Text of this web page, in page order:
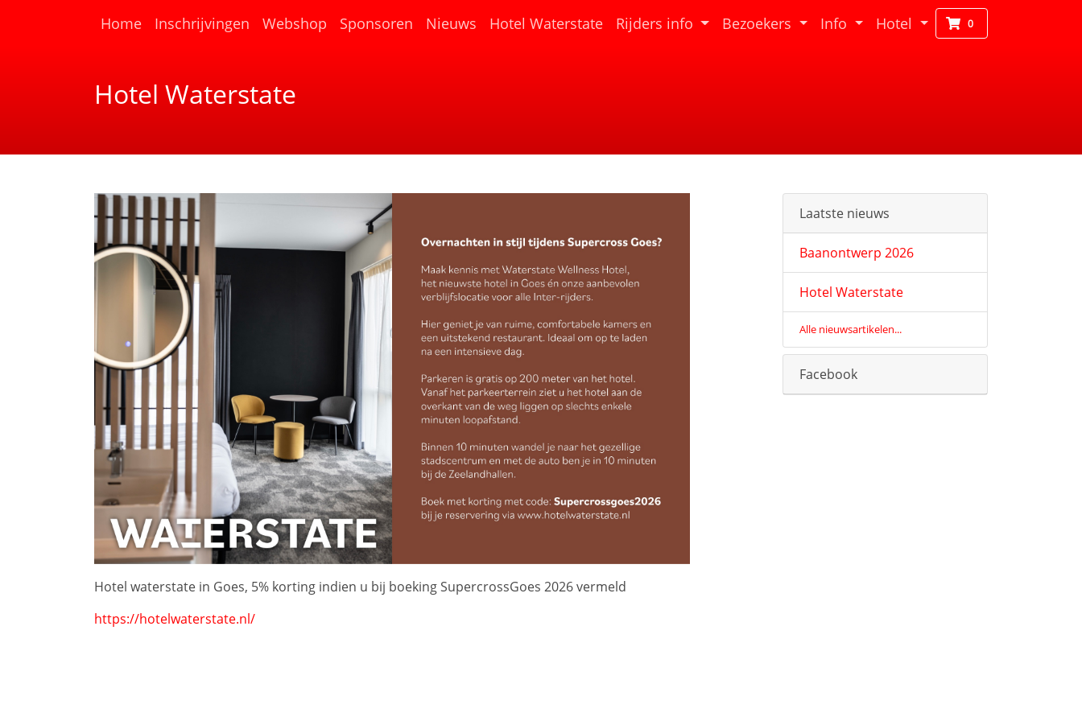
Home(current)
Inschrijvingen Webshop Sponsoren Nieuws Hotel Waterstate(current)
Rijders info Bezoekers Info Hotel 0
Hotel Waterstate
Hotel waterstate in Goes, 5% korting indien u bij boeking SupercrossGoes 2026 vermeld
https://hotelwaterstate.nl/
Laatste nieuws
Baanontwerp 2026
Hotel Waterstate
Alle nieuwsartikelen...
Facebook